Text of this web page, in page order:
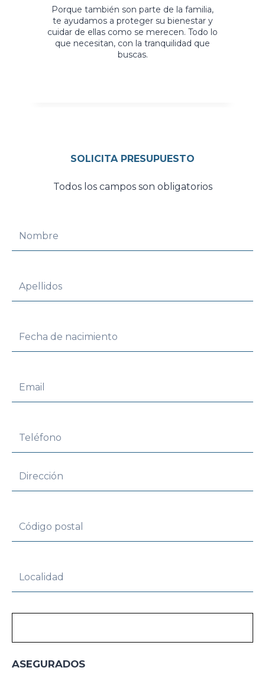
Porque también son parte de la familia,
te ayudamos a proteger su bienestar y
cuidar de ellas como se merecen. Todo lo
que necesitan, con la tranquilidad que
buscas.
SOLICITA PRESUPUESTO
Todos los campos son obligatorios
ASEGURADOS